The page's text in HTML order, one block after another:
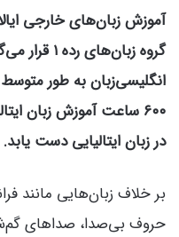
۶۰۰ ساعت آموزش زبان
در زبان ایتالیایی دست یابد.
بر خلاف زبان‌هایی مانند
حروف بی‌صدا، صداهای